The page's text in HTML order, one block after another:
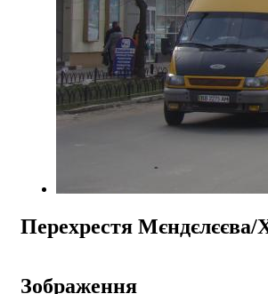
Перехрестя Мєндєлєєва/
Зображення